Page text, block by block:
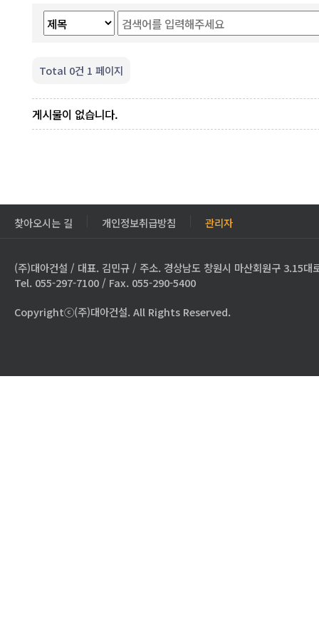
Total 0건 1 페이지
게시물이 없습니다.
찾아오시는 길 개인정보취급방침 관리자
(주)대아건설 / 대표. 김민규 / 주소. 경상남도 창원시 마산회원구 3.15대
Tel. 055-297-7100 / Fax. 055-290-5400
Copyrightⓒ(주)대아건설. All Rights Reserved.